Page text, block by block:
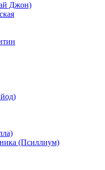
Джон)
(Псиллиум)